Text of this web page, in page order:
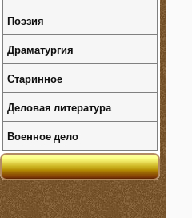
Поэзия
Драматургия
Старинное
Деловая литература
Военное дело